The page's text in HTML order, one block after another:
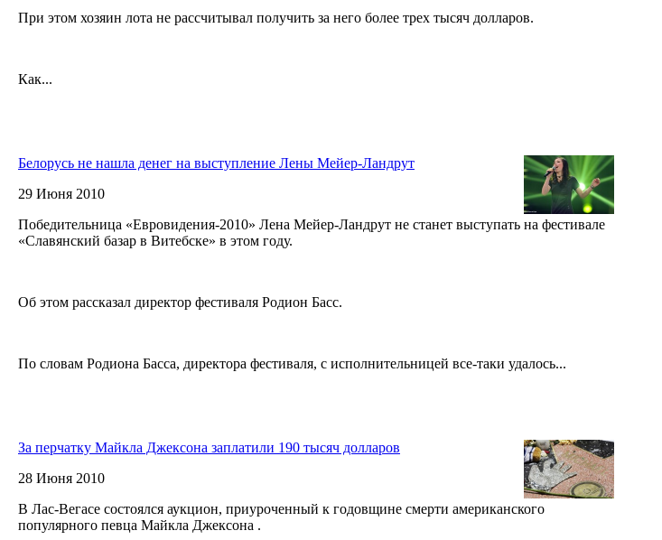
При этом хозяин лота не рассчитывал получить за него более трех тысяч долларов.
Как...
Белорусь не нашла денег на выступление Лены Мейер-Ландрут
29 Июня 2010
Победительница «Евровидения-2010» Лена Мейер-Ландрут не станет выступать на фестивале
«Славянский базар в Витебске» в этом году.
Об этом рассказал директор фестиваля Родион Басс.
По словам Родиона Басса, директора фестиваля, с исполнительницей все-таки удалось...
За перчатку Майкла Джексона заплатили 190 тысяч долларов
28 Июня 2010
В Лас-Вегасе состоялся аукцион, приуроченный к годовщине смерти американского
популярного певца Майкла Джексона .